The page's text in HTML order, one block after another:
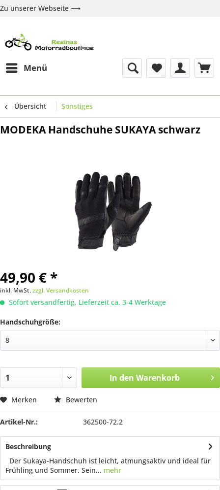
Zu unserer Webseite ⟶
Menü
Übersicht Sonstiges
MODEKA Handschuhe SUKAYA schwarz
49,90 € *
inkl. MwSt.zzgl. Versandkosten
Sofort versandfertig, Lieferzeit ca. 3-4 Werktage
Handschuhgröße:
In den Warenkorb
Merken Bewerten
Artikel-Nr.: 362500-72.2
Beschreibung
Der Sukaya-Handschuh ist leicht, atmungsaktiv und ideal für
Frühling und Sommer. Sein... mehr